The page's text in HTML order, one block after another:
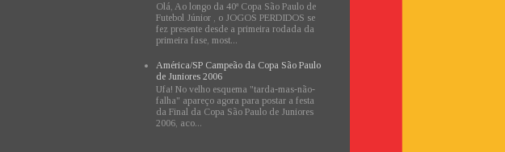
Olá, Ao longo da 40ª Copa São Paulo de
Futebol Júnior , o JOGOS PERDIDOS se
fez presente desde a primeira rodada da
primeira fase, most...
América/SP Campeão da Copa São Paulo
de Juniores 2006
Ufa! No velho esquema "tarda-mas-não-
falha" apareço agora para postar a festa
da Final da Copa São Paulo de Juniores
2006, aco...